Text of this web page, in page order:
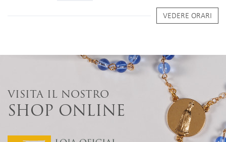
VEDERE ORARI
VISITA IL NOSTRO
SHOP ONLINE